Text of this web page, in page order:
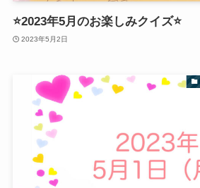
⭐️2023年5月のお楽しみクイズ⭐️
2023年5月2日